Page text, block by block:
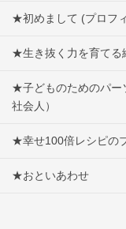
★初めまして (プロフ
★生き抜く力を育てる
★子どものためのパー
社会人）
★幸せ100倍レシピの
★おといあわせ